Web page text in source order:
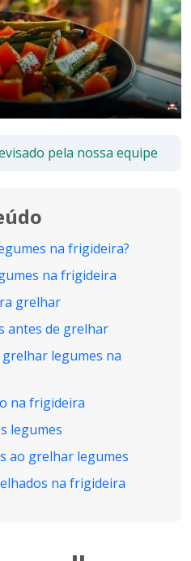
pela nossa equipe
na frigideira?
na frigideira
grelhar
antes de grelhar
legumes na
na frigideira
legumes
ao grelhar legumes
na frigideira